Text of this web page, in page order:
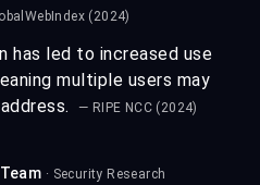
(2024)
has led to increased use
multiple users may
— RIPE NCC (2024)
· Security Research